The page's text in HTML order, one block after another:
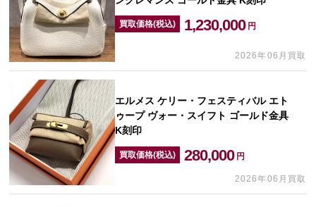
買取価格(税込) 1,230,000 円
2026年06月買取
エルメス ケリー・フェスティバル エト
ゥープ ヴォー・スイフト ゴールド金具
K刻印
買取価格(税込) 280,000 円
2026年06月買取